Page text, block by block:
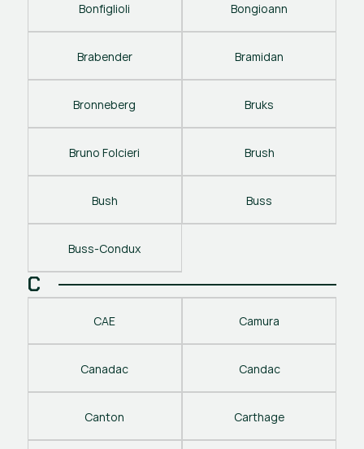
Bonfiglioli Bongioann
Brabender Bramidan
Bronneberg Bruks
Bruno Folcieri Brush
Bush Buss
Buss-Condux
C
CAE Camura
Canadac Candac
Canton Carthage